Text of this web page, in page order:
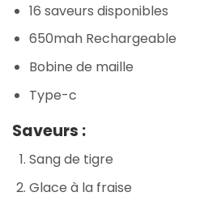
16 saveurs disponibles
650mah Rechargeable
Bobine de maille
Type-c
Saveurs :
Sang de tigre
Glace à la fraise